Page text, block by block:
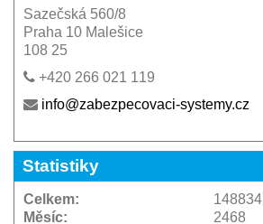
Sazečská 560/8
Praha 10 Malešice
108 25
+420 266 021 119
info@zabezpecovaci-systemy.cz
Statistiky
Celkem:
148834
Měsíc:
2468